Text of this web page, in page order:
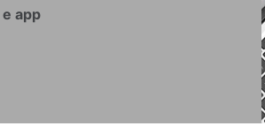
app